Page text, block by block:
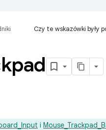
Czy te wskazówki były
i